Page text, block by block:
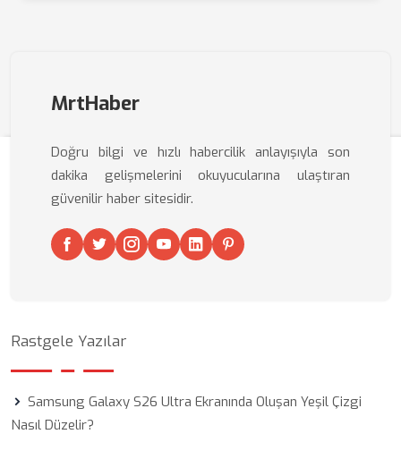
MrtHaber
Doğru bilgi ve hızlı habercilik anlayışıyla son
dakika gelişmelerini okuyucularına ulaştıran
güvenilir haber sitesidir.
Rastgele Yazılar
Samsung Galaxy S26 Ultra Ekranında Oluşan Yeşil Çizgi
Nasıl Düzelir?